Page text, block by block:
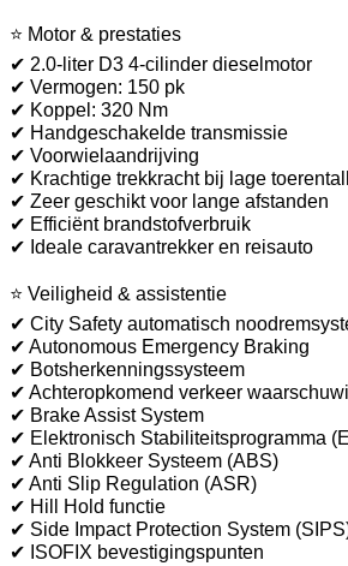
⭐ Motor & prestaties
✔ 2.0-liter D3 4-cilinder dieselmotor
✔ Vermogen: 150 pk
✔ Koppel: 320 Nm
✔ Handgeschakelde transmissie
✔ Voorwielaandrijving
✔ Krachtige trekkracht bij lage
✔ Zeer geschikt voor lange afstanden
✔ Efficiënt brandstofverbruik
✔ Ideale caravantrekker en reisauto
⭐ Veiligheid & assistentie
✔ City Safety automatisch
✔ Autonomous Emergency Braking
✔ Botsherkenningssysteem
✔ Achteropkomend verkeer
✔ Brake Assist System
✔ Elektronisch Stabiliteitsprogramma
✔ Anti Blokkeer Systeem (ABS)
✔ Anti Slip Regulation (ASR)
✔ Hill Hold functie
✔ Side Impact Protection System
✔ ISOFIX bevestigingspunten